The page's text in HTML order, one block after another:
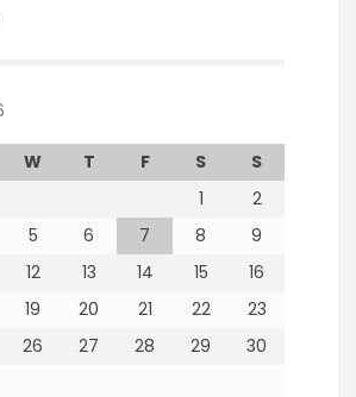
W T F S
S
1
2
5 6 7 8
9
12 13 14 15
16
19 20 21 22
23
26 27 28 29
30